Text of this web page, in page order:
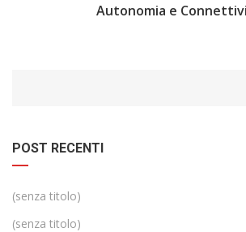
Autonomia e
POST RECENTI
(senza titolo)
(senza titolo)